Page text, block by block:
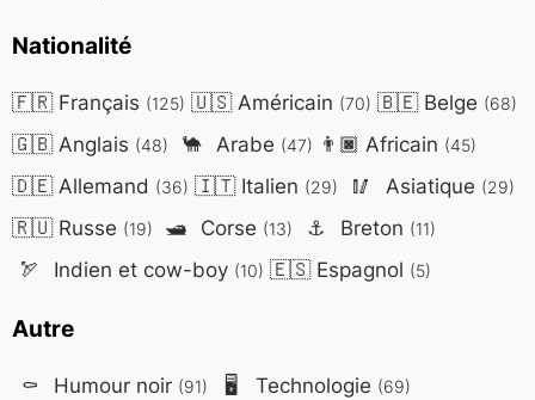
Nationalité
🇫🇷Français (125) 🇺🇸Américain (70) 🇧🇪Belge (68)
🇬🇧Anglais (48) 🐪 Arabe (47) 👨🏿 Africain (45)
🇩🇪Allemand (36) 🇮🇹Italien (29) 🥢 Asiatique (29)
🇷🇺Russe (19) 🛥️ Corse (13) ⚓ Breton (11)
🏹 Indien et cow-boy (10) 🇪🇸Espagnol (5)
Autre
⚰️ Humour noir (91) 🖥️ Technologie (69)